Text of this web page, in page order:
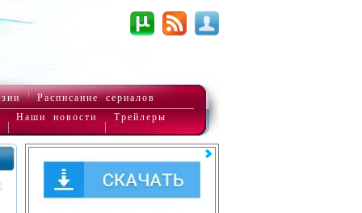
Расписание сериалов
Наши новости Трейлеры